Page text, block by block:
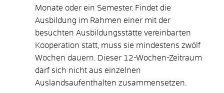
Monate oder ein Semester. Findet die
Ausbildung im Rahmen einer mit der
besuchten Ausbildungsstätte vereinbarten
Kooperation statt, muss sie mindestens zwölf
Wochen dauern
Dieser 12-Wochen-Zeitraum
darf sich nicht aus einzelnen
Auslandsaufenthalten zusammensetzen